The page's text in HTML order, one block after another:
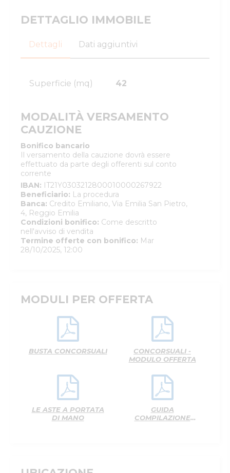
DETTAGLIO IMMOBILE
Dettagli Dati aggiuntivi
Superficie (mq) 42
MODALITÀ VERSAMENTO
CAUZIONE
Bonifico bancario
Il versamento della cauzione dovrà essere
effettuato da parte degli offerenti sul conto
corrente
IBAN: IT21Y0303212800010000267922
Beneficiario: La procedura
Banca: Credito Emiliano, Via Emilia San Pietro,
4, Reggio Emilia
Condizioni bonifico: Come descritto
nell'avviso di vendita
Termine offerte con bonifico: Mar
28/10/2025, 12:00
MODULI PER OFFERTA
BUSTA CONCORSUALI
CONCORSUALI -
MODULO OFFERTA
LE ASTE A PORTATA
DI MANO
GUIDA
COMPILAZIONE